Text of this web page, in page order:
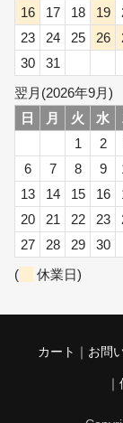
16
17 18 19
23
24 25 26
30
31
翌月(2026年9月)
日
月 火 水
1
2
6
7 8 9
13
14 15 16
20
21 22 23
27
28 29
30
(
休業日)
カート お問